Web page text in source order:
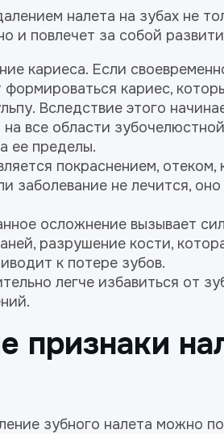
налета на зубах не
и повлечет за собой
кариеса. Если
формироваться кариес,
Вследствие этого
на все области
ее пределы.
покраснением,
заболевание не лечится,
осложнение вызывает
разрушение кости,
к потере зубов.
легче избавиться от
признаки
зубного налета можно